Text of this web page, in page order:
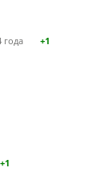
года +1
+1